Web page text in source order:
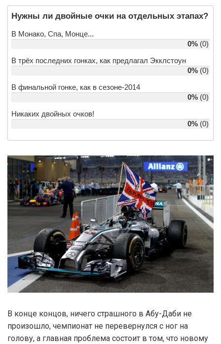
Нужны ли двойные очки на отдельных этапах?
В Монако, Спа, Монце...
0% (0)
В трёх последних гонках, как предлагал Экклстоун
0% (0)
В финальной гонке, как в сезоне-2014
0% (0)
Никаких двойных очков!
0% (0)
В конце концов, ничего страшного в Абу-Даби не
произошло, чемпионат не перевернулся с ног на
голову, а главная проблема состоит в том, что новому